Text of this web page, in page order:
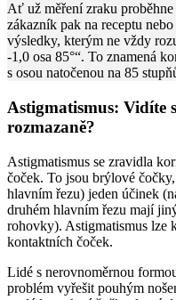
Ať už měření zraku
zákazník pak na receptu
výsledky, kterým ne vždy
-1,0 osa 85°“. To znamená
s osou natočenou na 85
Astigmatismus: Vidíte
rozmazaně?
Astigmatismus se zravidla
čoček. To jsou brýlové
hlavním řezu) jeden účinek
druhém hlavním řezu mají
rohovky). Astigmatismus lze
kontaktních čoček.
Lidé s nerovnoměrnou
problém vyřešit pouhým